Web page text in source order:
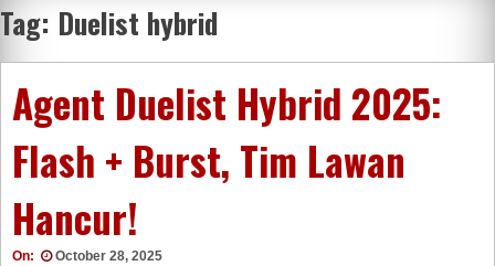
Indonesia
Tag: Duelist hybrid
Agent Duelist Hybrid 2025:
Flash + Burst, Tim Lawan
Hancur!
On: October 28, 2025